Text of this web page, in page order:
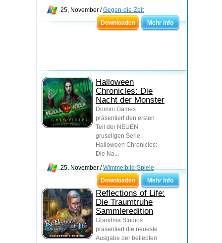
25, November /Gegen-die-Zeit
Downloaden
Mehr Info
Halloween
Chronicles: Die
Nacht der Monster
Domini Games
präsentiert den ersten
Teil der NEUEN
gruseligen Serie:
Halloween Chronicles:
Die Na...
25, November /Wimmelbild-Spiele
Downloaden
Mehr Info
Reflections of Life:
Die Traumtruhe
Sammleredition
Grandma Studios
präsentiert die neueste
Ausgabe der beliebten